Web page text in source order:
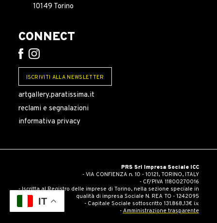
10149 Torino
CONNECT
ISCRIVITI ALLA NEWSLETTER
artgallery.paratissima.it
reclami e segnalazioni
informativa privacy
PRS Srl Impresa Sociale ICC
- VIA CONFIENZA n. 10 - 10121, TORINO, ITALY
- CF/PIVA 11800270016
- Iscritta al Registro delle imprese di Torino, nella sezione speciale in
qualità di impresa Sociale N. REA TO - 1242095
- Capitale Sociale sottoscritto 131.868,13€ i.v.
- Amministrazione trasparente
IT